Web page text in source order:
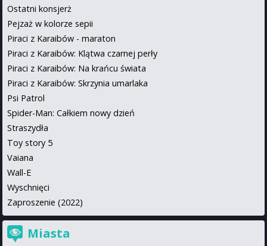
Ostatni konsjerż
Pejzaż w kolorze sepii
Piraci z Karaibów - maraton
Piraci z Karaibów: Klątwa czarnej perły
Piraci z Karaibów: Na krańcu świata
Piraci z Karaibów: Skrzynia umarlaka
Psi Patrol
Spider-Man: Całkiem nowy dzień
Straszydła
Toy story 5
Vaiana
Wall-E
Wyschnięci
Zaproszenie (2022)
Miasta